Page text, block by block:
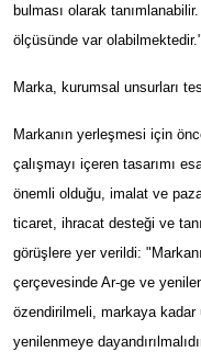
bulması olarak
ölçüsünde var olabilmektedir."
Marka, kurumsal unsurları
Markanın yerleşmesi için
çalışmayı içeren tasarımı
önemli olduğu, imalat ve
ticaret, ihracat desteği ve
görüşlere yer verildi:
çerçevesinde Ar-ge ve
özendirilmeli, markaya
yenilenmeye